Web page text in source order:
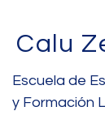
Calu
Escuela de
y Formación